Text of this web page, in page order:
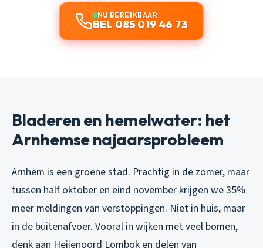
NU BEREIKBAAR
BEL 085 019 46 73
Bladeren en hemelwater: het
Arnhemse najaarsprobleem
Arnhem is een groene stad. Prachtig in de zomer, maar
tussen half oktober en eind november krijgen we 35%
meer meldingen van verstoppingen. Niet in huis, maar
in de buitenafvoer. Vooral in wijken met veel bomen,
denk aan Heijenoord Lombok en delen van